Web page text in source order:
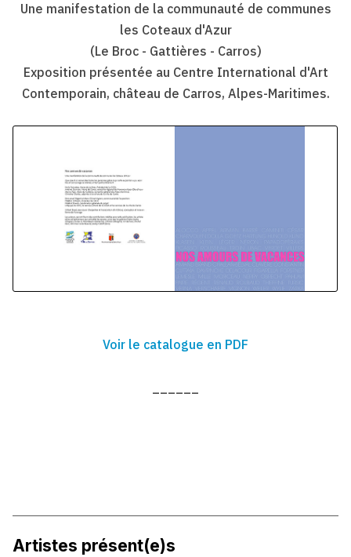
Une manifestation de la communauté de communes
les Coteaux d'Azur
(Le Broc - Gattières - Carros)
Exposition présentée au Centre International d'Art
Contemporain, château de Carros, Alpes-Maritimes.
Voir le catalogue en PDF
Artistes présent(e)s